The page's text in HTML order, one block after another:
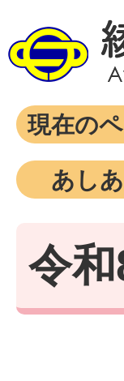
現在の
あし
令